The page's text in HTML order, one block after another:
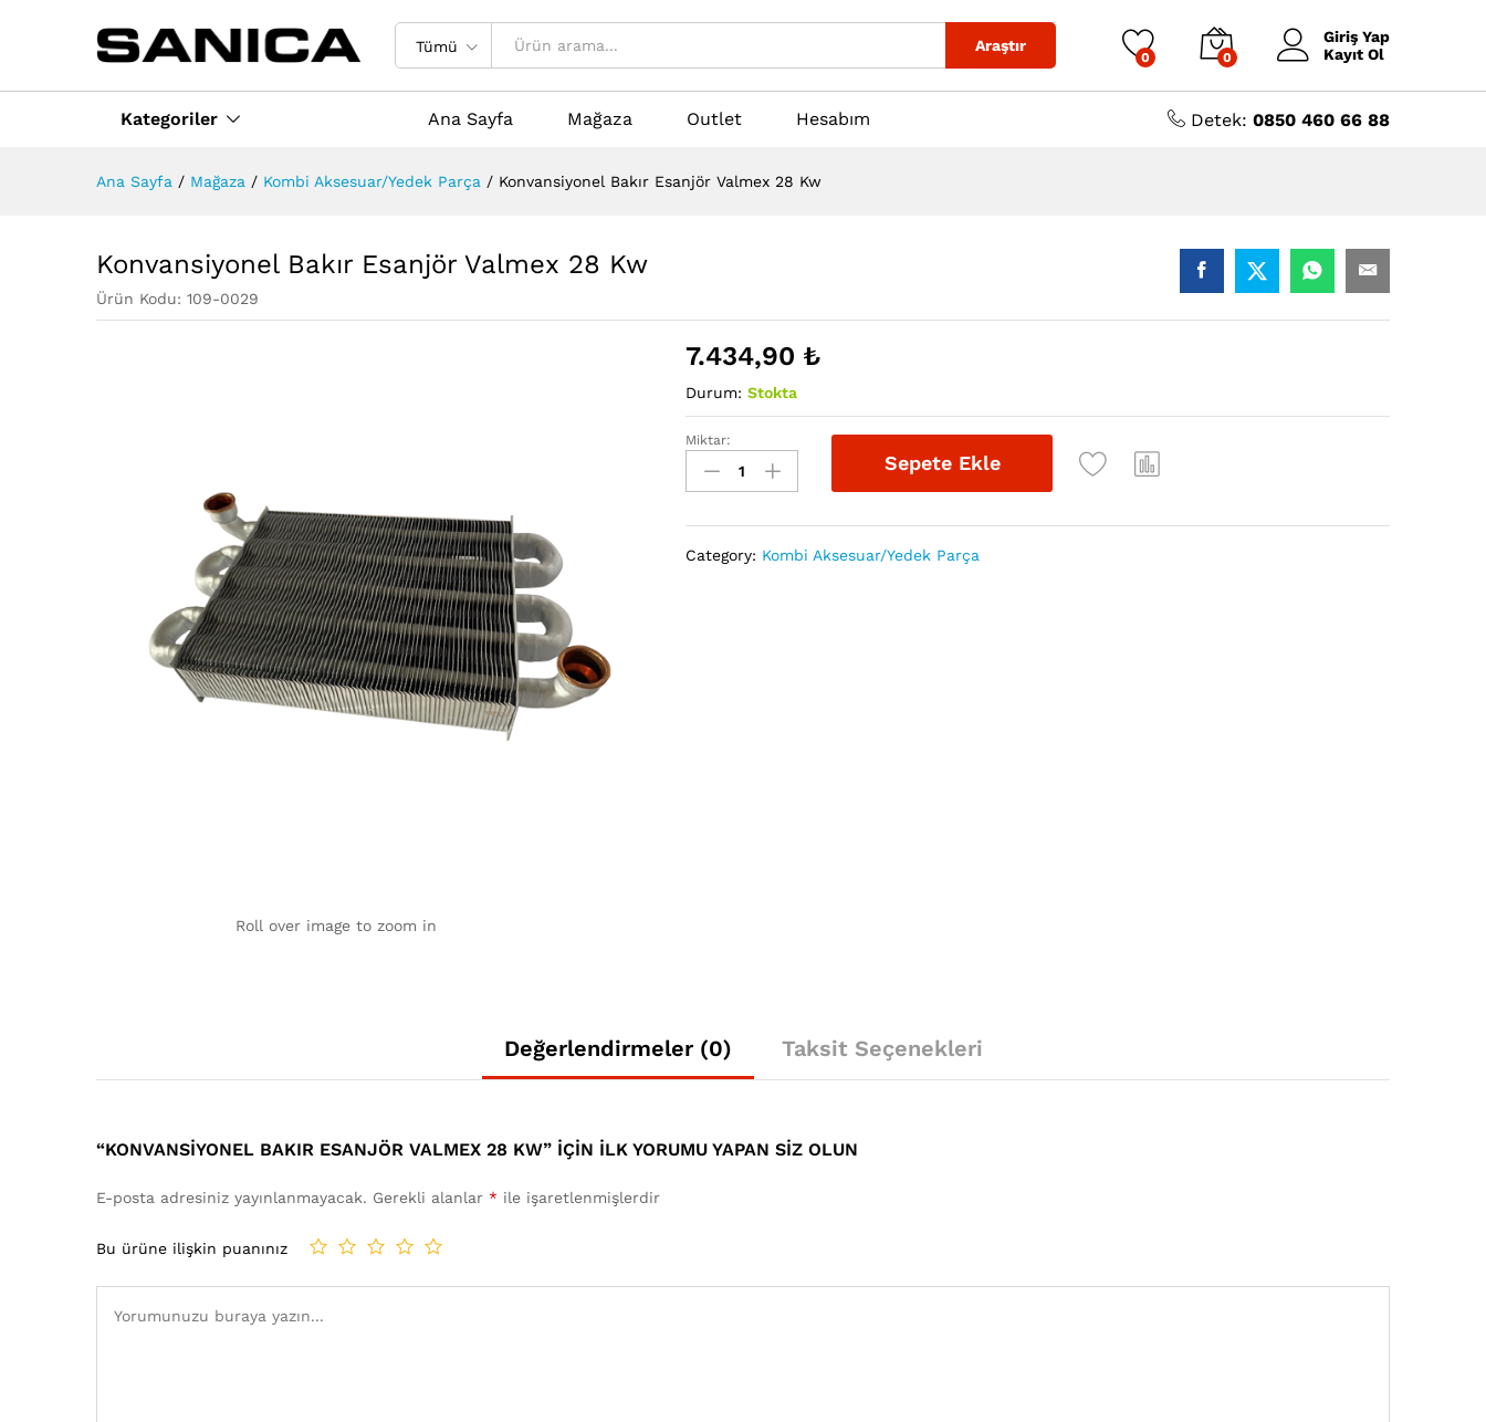
Tümü Araştır
0 0
Giriş Yap
Kayıt Ol
Kategoriler Ana Sayfa Mağaza Outlet Hesabım Detek: 0850 460 66 88
Ana Sayfa / Mağaza / Kombi Aksesuar/Yedek Parça / Konvansiyonel Bakır Esanjör Valmex 28 Kw
Konvansiyonel Bakır Esanjör Valmex 28 Kw
Ürün Kodu: 109-0029
Roll over image to zoom in
7.434,90 ₺
Durum: Stokta
Konvansiyonel
Bakır
Esanjör
Kw
Miktar:
Sepete Ekle
Category: Kombi Aksesuar/Yedek Parça
Değerlendirmeler (0) Taksit Seçenekleri
“KONVANSIYONEL BAKIR ESANJÖR VALMEX 28 KW” IÇIN ILK YORUMU YAPAN SIZ OLUN
E-posta adresiniz yayınlanmayacak. Gerekli alanlar * ile işaretlenmişlerdir
Bu ürüne ilişkin puanınız
Değerlendirmeler (0)